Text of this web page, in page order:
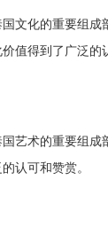
文化的重要组
值得到了广泛的
艺术的重要组
认可和赞赏。